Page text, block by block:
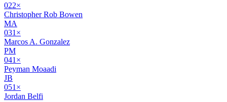
022×
Christopher Rob Bowen
MA
031 ×
Marcos A. Gonzalez
PM
041 ×
Peyman Moaadi
JB
051 ×
Jordan Belfi